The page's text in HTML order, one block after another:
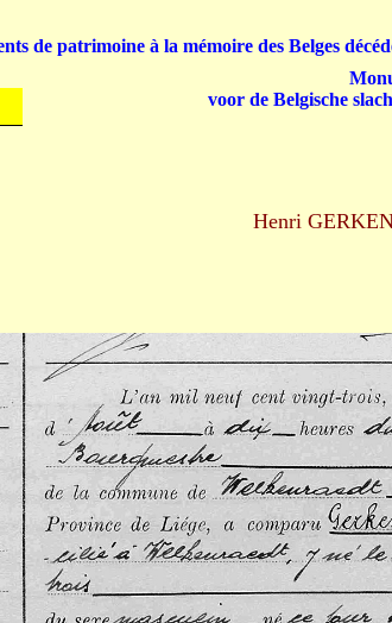
Henri
de patrimoine à la mémoire des Belges
voor de Belgische